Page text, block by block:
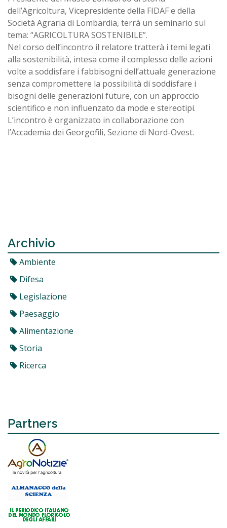
dell’Agricoltura, Vicepresidente della FIDAF e della
Società Agraria di Lombardia, terrà un seminario sul
tema: “AGRICOLTURA SOSTENIBILE”.
Nel corso dell’incontro il relatore tratterà i temi legati
alla sostenibilità, intesa come il complesso delle azioni
volte a soddisfare i fabbisogni dell’attuale generazione
senza compromettere la possibilità di soddisfare i
bisogni delle generazioni future, con un approccio
scientifico e non influenzato da mode e stereotipi.
L’incontro è organizzato in collaborazione con
l’Accademia dei Georgofili, Sezione di Nord-Ovest.
Archivio
Ambiente
Difesa
Legislazione
Paesaggio
Alimentazione
Storia
Ricerca
Partners